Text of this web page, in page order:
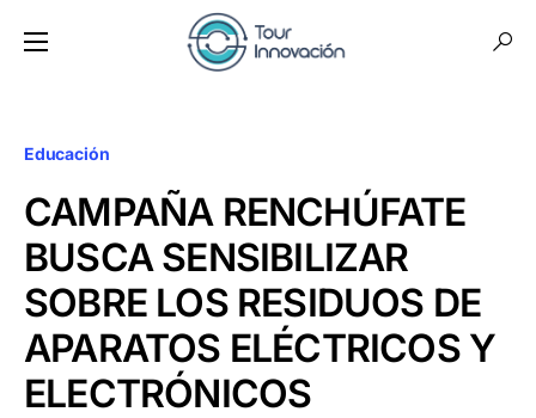
Educación
CAMPAÑA RENCHÚFATE
BUSCA SENSIBILIZAR
SOBRE LOS RESIDUOS DE
APARATOS ELÉCTRICOS Y
ELECTRÓNICOS